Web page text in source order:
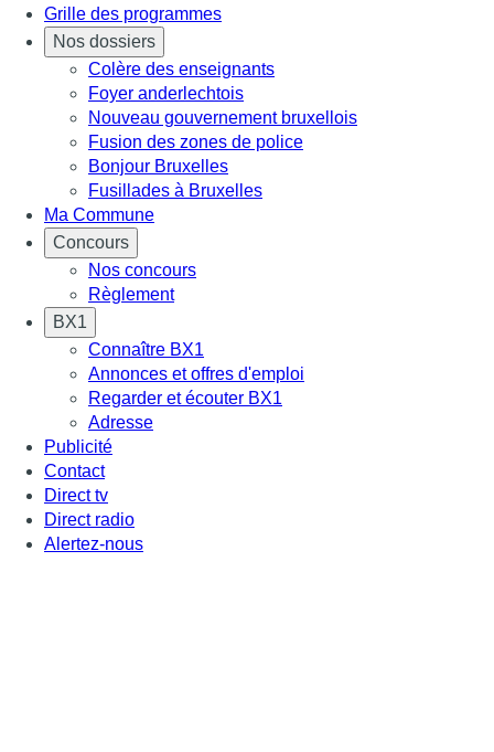
Grille des programmes
Nos dossiers
Colère des enseignants
Foyer anderlechtois
Nouveau gouvernement bruxellois
Fusion des zones de police
Bonjour Bruxelles
Fusillades à Bruxelles
Ma Commune
Concours
Nos concours
Règlement
BX1
Connaître BX1
Annonces et offres d'emploi
Regarder et écouter BX1
Adresse
Publicité
Contact
Direct tv
Direct radio
Alertez-nous